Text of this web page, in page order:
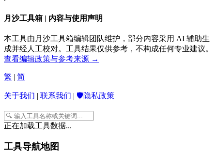
月沙工具箱 | 内容与使用声明
本工具由月沙工具箱编辑团队维护，部分内容采用 AI 辅助生
成并经人工校对。工具结果仅供参考，不构成任何专业建议。
查看编辑政策与参考来源 →
繁 | 简
关于我们 | 联系我们 | 🛡️隐私政策
正在加载工具数据...
工具导航地图